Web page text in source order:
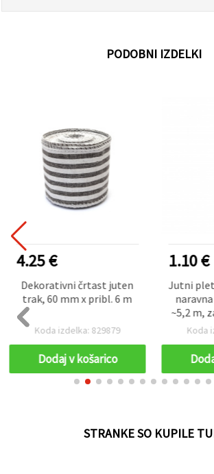
PODOBNI IZDELKI
4.25 €
Dekorativni črtast juten
trak, 60 mm x pribl. 6 m
Koda izdelka: 829879
Dodaj v košarico
1.10 €
Jutni
~5,2 m,
in
Koda
STRANKE SO KUPILE